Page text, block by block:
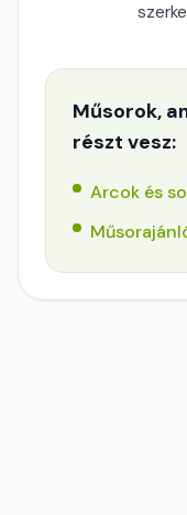
Műsorok,
részt vesz:
Arcok és